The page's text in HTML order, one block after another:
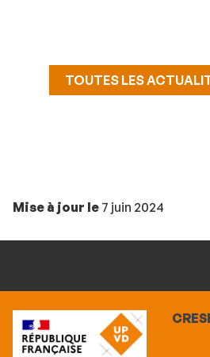
TOUTES LES
Mise à jour le 7 juin 2024